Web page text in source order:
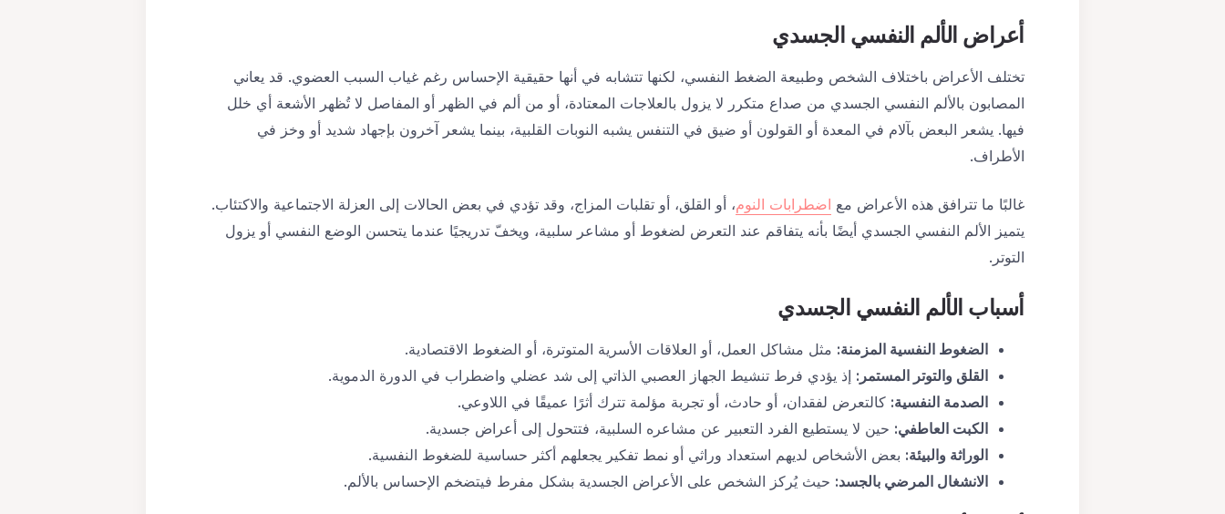
أعراض الألم النفسي الجسدي
تختلف الأعراض باختلاف الشخص وطبيعة الضغط النفسي، لكنها تتشابه في أنها حقيقية الإحساس رغم غياب السبب العضوي. قد يعاني
المصابون بالألم النفسي الجسدي من صداع متكرر لا يزول بالعلاجات المعتادة، أو من ألم في الظهر أو المفاصل لا تُظهر الأشعة أي خلل
فيها. يشعر البعض بآلام في المعدة أو القولون أو ضيق في التنفس يشبه النوبات القلبية، بينما يشعر آخرون بإجهاد شديد أو وخز في
الأطراف.
غالبًا ما تترافق هذه الأعراض مع اضطرابات النوم، أو القلق، أو تقلبات المزاج، وقد تؤدي في بعض الحالات إلى العزلة الاجتماعية والاكتئاب.
يتميز الألم النفسي الجسدي أيضًا بأنه يتفاقم عند التعرض لضغوط أو مشاعر سلبية، ويخفّ تدريجيًا عندما يتحسن الوضع النفسي أو يزول
التوتر.
أسباب الألم النفسي الجسدي
الضغوط النفسية المزمنة: مثل مشاكل العمل، أو العلاقات الأسرية المتوترة، أو الضغوط الاقتصادية.
القلق والتوتر المستمر : إذ يؤدي فرط تنشيط الجهاز العصبي الذاتي إلى شد عضلي واضطراب في الدورة الدموية.
الصدمة النفسية: كالتعرض لفقدان، أو حادث، أو تجربة مؤلمة تترك أثرًا عميقًا في اللاوعي.
الكبت العاطفي: حين لا يستطيع الفرد التعبير عن مشاعره السلبية، فتتحول إلى أعراض جسدية.
الوراثة والبيئة: بعض الأشخاص لديهم استعداد وراثي أو نمط تفكير يجعلهم أكثر حساسية للضغوط النفسية.
الانشغال المرضي بالجسد: حيث يُركز الشخص على الأعراض الجسدية بشكل مفرط فيتضخم الإحساس بالألم.